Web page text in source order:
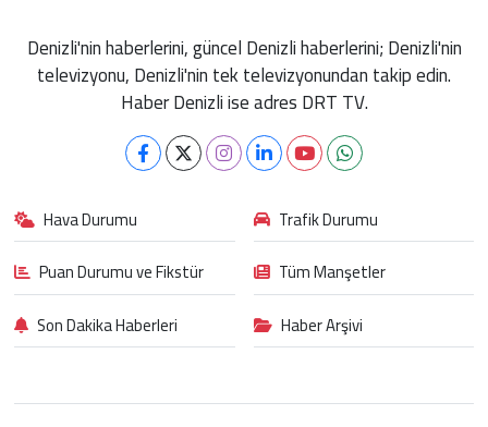
Denizli'nin haberlerini, güncel Denizli haberlerini; Denizli'nin
televizyonu, Denizli'nin tek televizyonundan takip edin.
Haber Denizli ise adres DRT TV.
Hava Durumu
Trafik Durumu
Puan Durumu ve Fikstür
Tüm Manşetler
Son Dakika Haberleri
Haber Arşivi